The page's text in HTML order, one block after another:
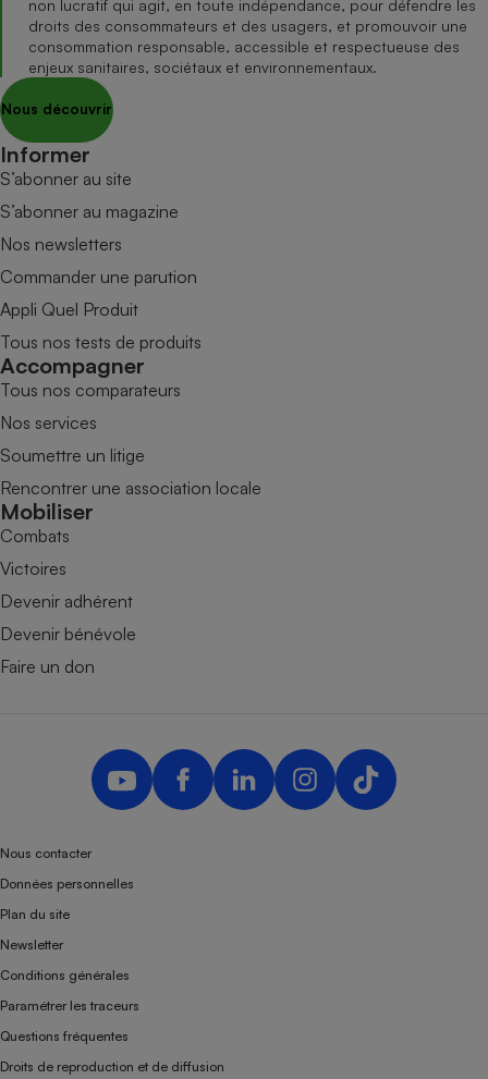
non lucratif qui agit, en toute indépendance, pour défendre les
droits des consommateurs et des usagers, et promouvoir une
consommation responsable, accessible et respectueuse des
enjeux sanitaires, sociétaux et environnementaux.
Nous découvrir
Informer
S’abonner au site
S’abonner au magazine
Nos newsletters
Commander une parution
Appli Quel Produit
Tous nos tests de produits
Accompagner
Tous nos comparateurs
Nos services
Soumettre un litige
Rencontrer une association locale
Mobiliser
Combats
Victoires
Devenir adhérent
Devenir bénévole
Faire un don
Nous contacter
Données personnelles
Plan du site
Newsletter
Conditions générales
Paramétrer les traceurs
Questions fréquentes
Droits de reproduction et de diffusion